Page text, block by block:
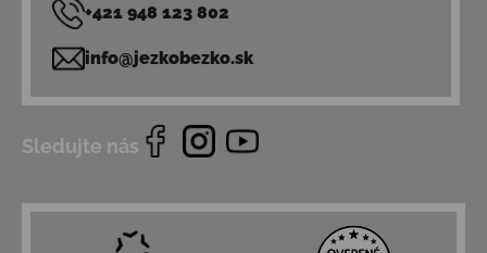
+421 948 123 802
info@jezkobezko.sk
Sledujte nás